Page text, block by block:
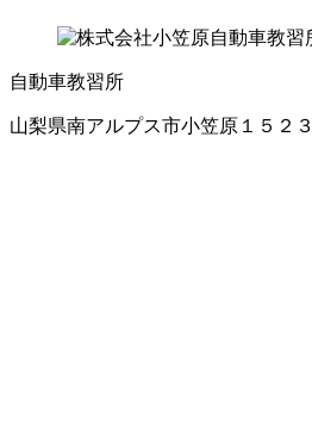
自動車教習所
山梨県南アルプス市小笠原１５２３